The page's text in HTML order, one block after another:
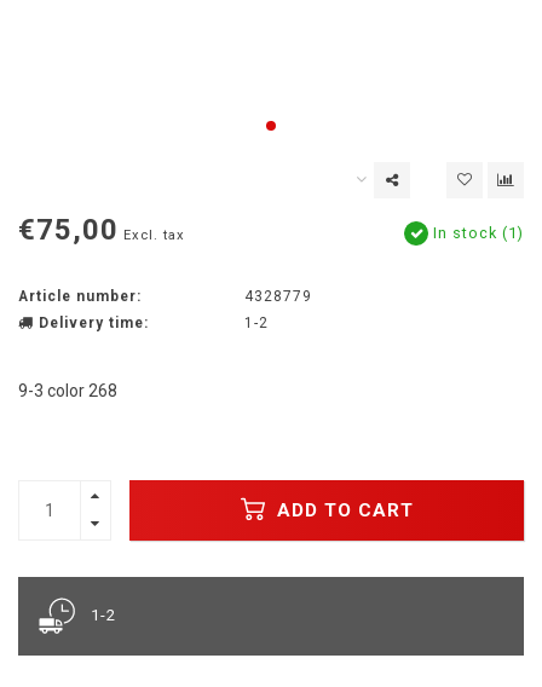
€75,00 Excl. tax In stock (1)
Article number:
4328779
Delivery time:
1-2
9-3 color 268
ADD TO CART
1-2